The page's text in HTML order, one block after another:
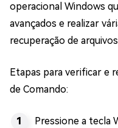
operacional Windows
avançados e realizar
recuperação de
Etapas para verificar e
de Comando:
Pressione a tecla